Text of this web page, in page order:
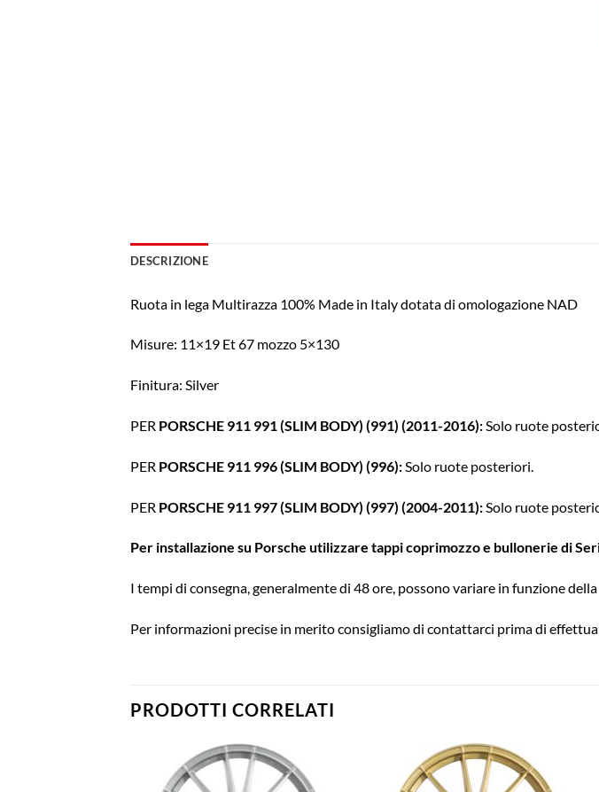
DESCRIZIONE
Ruota in lega Multirazza 100% Made in Italy dotata di omologazione NAD
Misure: 11×19 Et 67 mozzo 5×130
Finitura: Silver
PER PORSCHE 911 991 (SLIM BODY) (991) (2011-2016):Solo ruote
PER PORSCHE 911 996 (SLIM BODY) (996):Solo ruote posteriori.
PER PORSCHE 911 997 (SLIM BODY) (997) (2004-2011): Solo ruote
Per installazione su Porsche utilizzare tappi coprimozzo e bullonerie di
I tempi di consegna, generalmente di 48 ore, possono variare in funzione
Per informazioni precise in merito consigliamo di contattarci prima di
PRODOTTI CORRELATI